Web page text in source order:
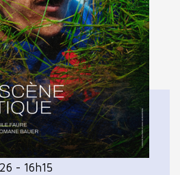
- 16h15